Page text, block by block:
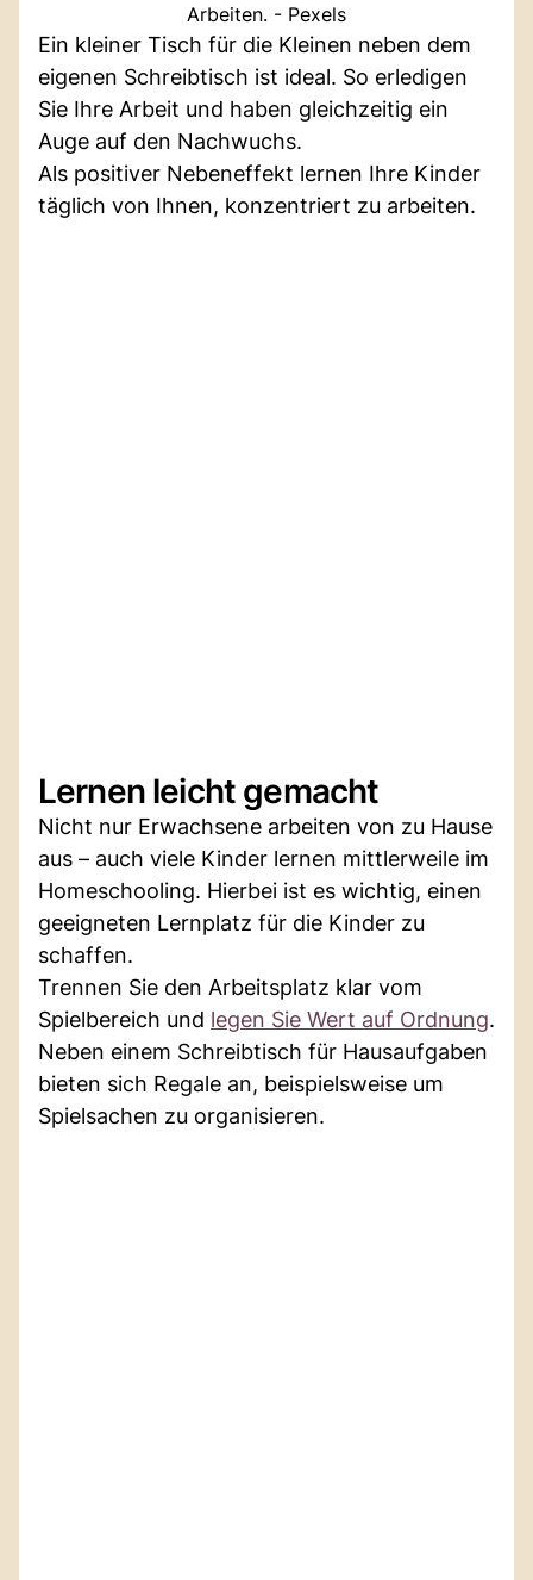
Arbeiten. - Pexels
Ein kleiner Tisch für die Kleinen neben dem
eigenen Schreibtisch ist ideal. So erledigen
Sie Ihre Arbeit und haben gleichzeitig ein
Auge auf den Nachwuchs.
Als positiver Nebeneffekt lernen Ihre Kinder
täglich von Ihnen, konzentriert zu arbeiten.
Lernen leicht gemacht
Nicht nur Erwachsene arbeiten von zu Hause
aus – auch viele Kinder lernen mittlerweile im
Homeschooling. Hierbei ist es wichtig, einen
geeigneten Lernplatz für die Kinder zu
schaffen.
Trennen Sie den Arbeitsplatz klar vom
Spielbereich und legen Sie Wert auf Ordnung.
Neben einem Schreibtisch für Hausaufgaben
bieten sich Regale an, beispielsweise um
Spielsachen zu organisieren.